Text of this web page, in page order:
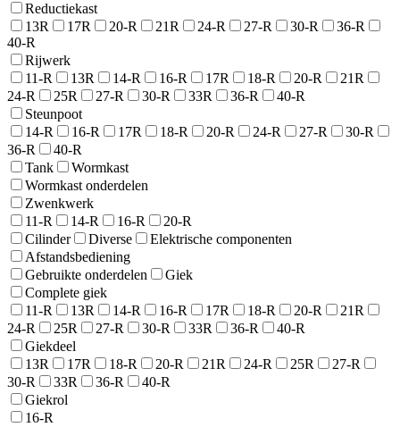
Reductiekast
13R
17R 20-R 21R 24-R 27-R 30-R
36-R
40-R
Rijwerk
11-R
13R 14-R 16-R 17R 18-R 20-R
21R
24-R
25R 27-R 30-R 33R 36-R
40-R
Steunpoot
14-R
16-R 17R 18-R 20-R 24-R 27-R
30-R
36-R
40-R
Tank
Wormkast
Wormkast onderdelen
Zwenkwerk
11-R
14-R 16-R
20-R
Cilinder
Diverse
Elektrische componenten
Afstandsbediening
Gebruikte onderdelen
Giek
Complete giek
11-R
13R 14-R 16-R 17R 18-R 20-R
21R
24-R
25R 27-R 30-R 33R 36-R
40-R
Giekdeel
13R
17R 18-R 20-R 21R 24-R 25R
27-R
30-R
33R 36-R
40-R
Giekrol
16-R